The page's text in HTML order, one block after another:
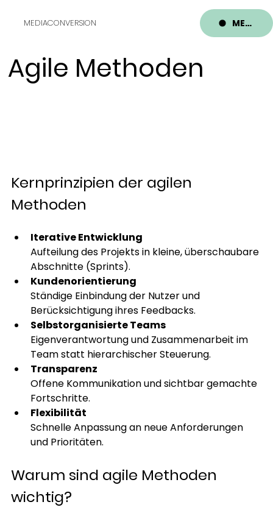
MEDIACONVERSION MENU
Kernprinzipien der agilen
Methoden
Iterative Entwicklung
Aufteilung des Projekts in kleine, überschaubare
Abschnitte (Sprints).
Kundenorientierung
Ständige Einbindung der Nutzer und
Berücksichtigung ihres Feedbacks.
Selbstorganisierte Teams
Eigenverantwortung und Zusammenarbeit im
Team statt hierarchischer Steuerung.
Transparenz
Offene Kommunikation und sichtbar gemachte
Fortschritte.
Flexibilität
Schnelle Anpassung an neue Anforderungen
und Prioritäten.
Warum sind agile Methoden
wichtig?
Agile Methoden